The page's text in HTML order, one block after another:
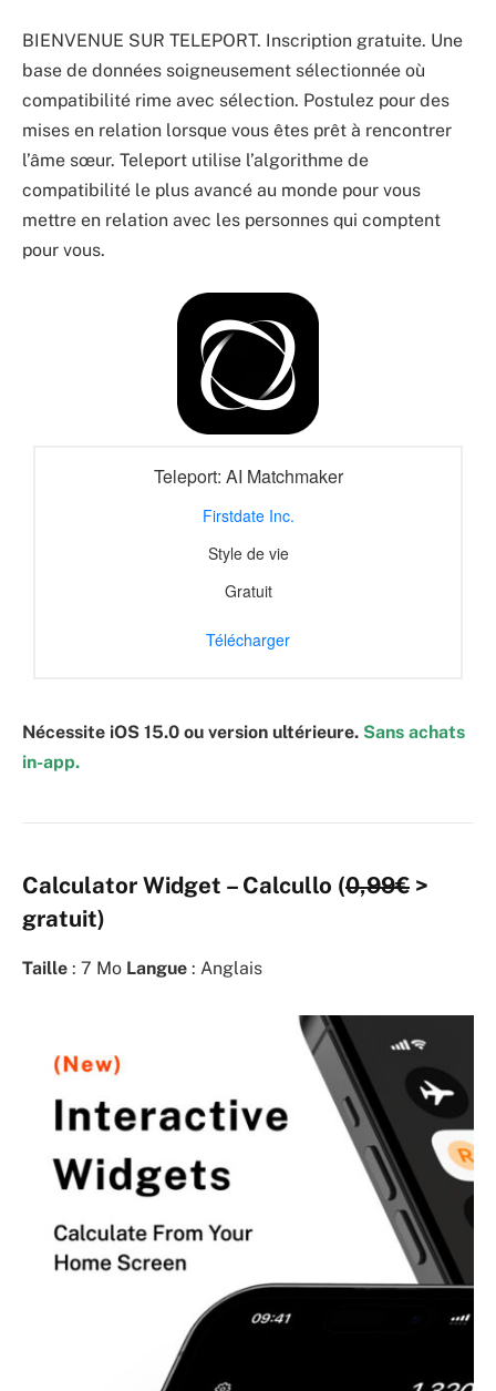
BIENVENUE SUR TELEPORT. Inscription gratuite. Une
base de données soigneusement sélectionnée où
compatibilité rime avec sélection. Postulez pour des
mises en relation lorsque vous êtes prêt à rencontrer
l’âme sœur. Teleport utilise l’algorithme de
compatibilité le plus avancé au monde pour vous
mettre en relation avec les personnes qui comptent
pour vous.
Teleport: AI Matchmaker
Firstdate Inc.
Style de vie
Gratuit
Télécharger
Nécessite iOS 15.0 ou version ultérieure. Sans achats
in-app.
Calculator Widget – Calcullo (0,99€ >
gratuit)
Taille : 7 Mo Langue : Anglais